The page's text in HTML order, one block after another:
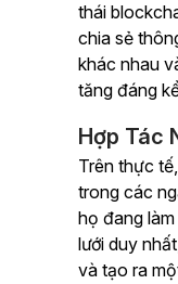
thái
chia sẻ
khác nhau
tăng đáng
Hợp Tác
Trên thực
trong các
họ đang
lưới duy
và tạo ra